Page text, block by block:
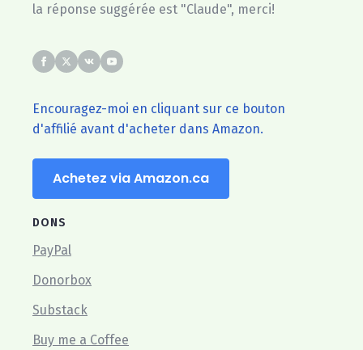
la réponse suggérée est "Claude", merci!
Encouragez-moi en cliquant sur ce bouton
d'affilié avant d'acheter dans Amazon.
Achetez via Amazon.ca
DONS
PayPal
Donorbox
Substack
Buy me a Coffee